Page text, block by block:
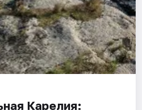
Карелия: